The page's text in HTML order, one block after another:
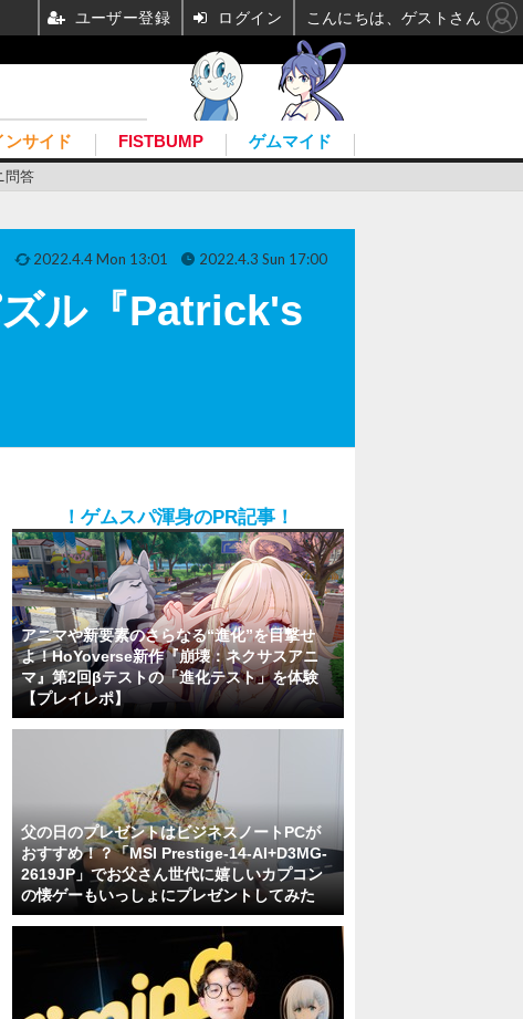
問答
ンサイド FISTBUMP ゲムマイド
ル『Patrick's
2022.4.4 Mon 13:01 2022.4.3 Sun 17:00
！ゲムスパ渾身のPR記事！
アニマや新要素のさらなる“進化”を目撃せ
よ！HoYoverse新作『崩壊：ネクサスアニ
マ』第2回βテストの「進化テスト」を体験
【プレイレポ】
父の日のプレゼントはビジネスノートPCが
おすすめ！？「MSI Prestige-14-AI+D3MG-
2619JP」でお父さん世代に嬉しいカプコン
の懐ゲーもいっしょにプレゼントしてみた
ユーザー登録 ログイン こんにちは、ゲストさん